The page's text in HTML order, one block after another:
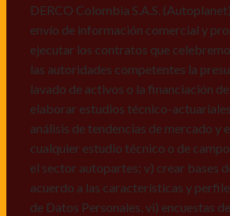
Personales, v) encuestas de
recall.
Declaro que puedo acceder a la
de datos personales de Derco en la
direcciónwww.autoplanet.com.co,
manifiesto que he sido informado
a conocer, actualizar, rectificar,
prueba: i) de autorización y ii)
quejas y/o reclamos en canales de
atención:
DERCO Colombia S.A.S.
envío de información comercial y
ejecutar los contratos que
las autoridades competentes la
lavado de activos o la financiación
elaborar estudios técnico-
análisis de tendencias de mercado y
cualquier estudio técnico o de
el sector autopartes; v) crear bases
acuerdo a las características y
de Datos Personales, vi) encuestas